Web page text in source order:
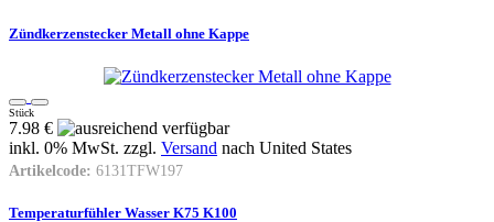
Zündkerzenstecker Metall ohne Kappe
Stück
7.98 €
inkl. 0% MwSt. zzgl. Versand nach United States
Artikelcode: 6131TFW197
Temperaturfühler Wasser K75 K100